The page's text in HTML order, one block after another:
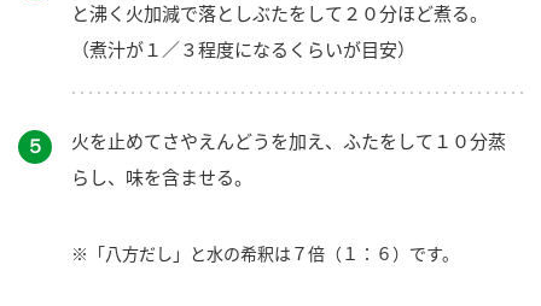
と沸く火加減で落としぶたをして２０分ほど煮る。
（煮汁が１／３程度になるくらいが目安）
５
火を止めてさやえんどうを加え、ふたをして１０分蒸
らし、味を含ませる。
※「八方だし」と水の希釈は７倍（１：６）です。